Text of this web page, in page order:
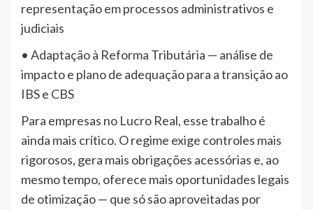
representação em processos administrativos e
judiciais
• Adaptação à Reforma Tributária — análise de
impacto e plano de adequação para a transição ao
IBS e CBS
Para empresas no Lucro Real, esse trabalho é
ainda mais crítico. O regime exige controles mais
rigorosos, gera mais obrigações acessórias e, ao
mesmo tempo, oferece mais oportunidades legais
de otimização — que só são aproveitadas por